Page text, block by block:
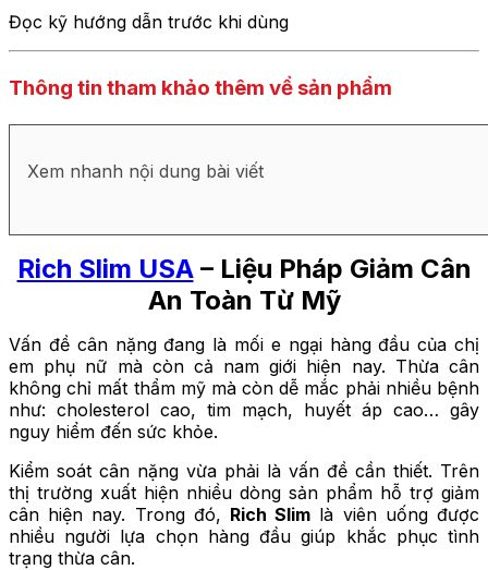
Đọc kỹ hướng dẫn trước khi dùng
Thông tin tham khảo thêm về sản phẩm
Xem nhanh nội dung bài viết
Rich Slim USA– Liệu Pháp Giảm Cân
An Toàn Từ Mỹ
Vấn đề cân nặng đang là mối e ngại hàng đầu của chị
em phụ nữ mà còn cả nam giới hiện nay. Thừa cân
không chỉ mất thẩm mỹ mà còn dễ mắc phải nhiều bệnh
như: cholesterol cao, tim mạch, huyết áp cao… gây
nguy hiểm đến sức khỏe.
Kiểm soát cân nặng vừa phải là vấn đề cần thiết. Trên
thị trường xuất hiện nhiều dòng sản phẩm hỗ trợ giảm
cân hiện nay. Trong đó, Rich Slim là viên uống được
nhiều người lựa chọn hàng đầu giúp khắc phục tình
trạng thừa cân.